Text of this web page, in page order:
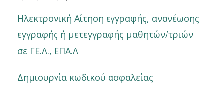
Ηλεκτρονική Αίτηση εγγραφής, ανανέωσης
εγγραφής ή μετεγγραφής μαθητών/τριών
σε ΓΕ.Λ., ΕΠΑ.Λ
Δημιουργία κωδικού ασφαλείας